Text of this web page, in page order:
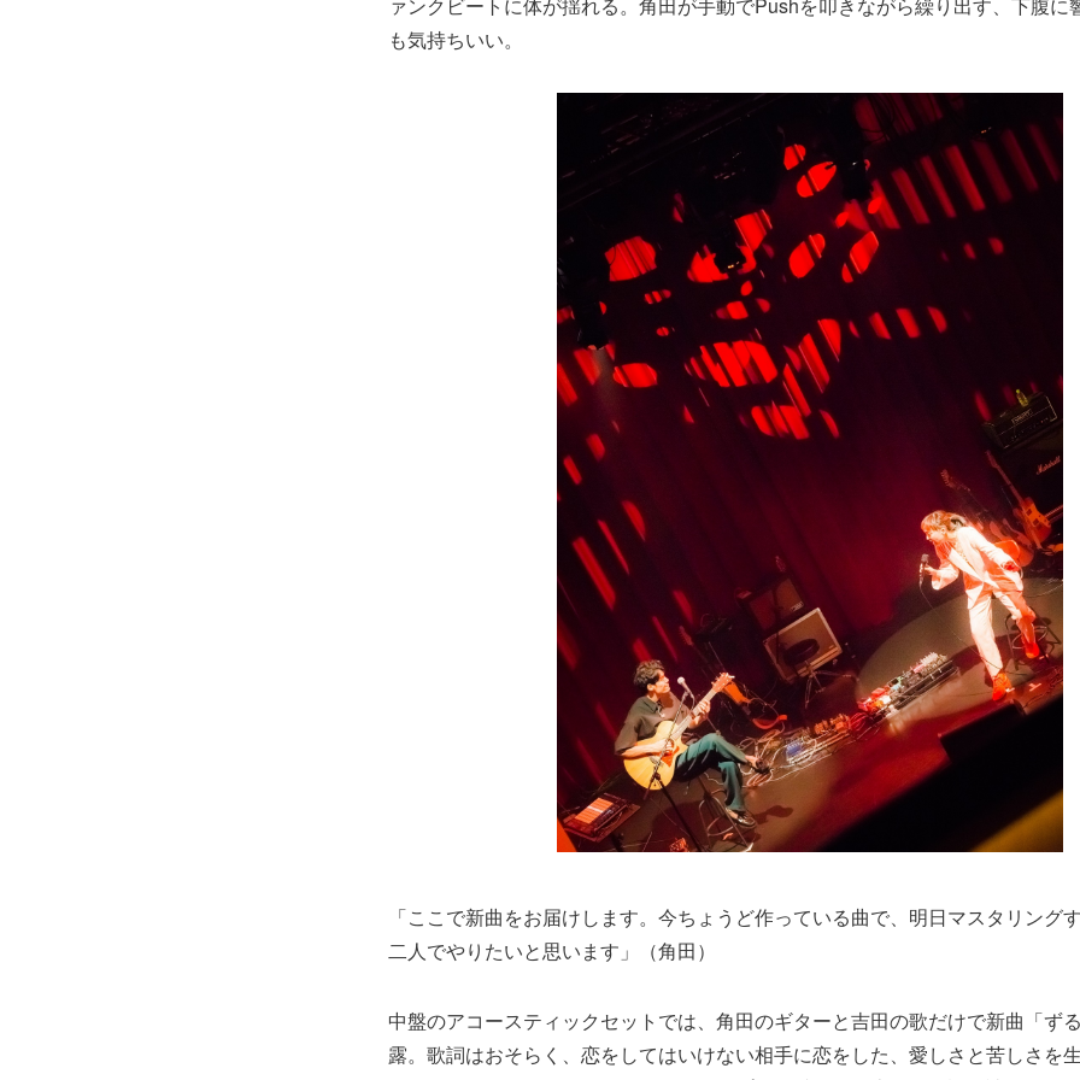
も気持ちいい。
「ここで新曲をお届けします。今ちょうど作っている曲で、明日マスタリング
二人でやりたいと思います」（角田）
中盤のアコースティックセットでは、角田のギターと吉田の歌だけで新曲「ず
露。歌詞はおそらく、恋をしてはいけない相手に恋をした、愛しさと苦しさを